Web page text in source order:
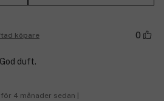
köpare 0
duft.
4 månader sedan |